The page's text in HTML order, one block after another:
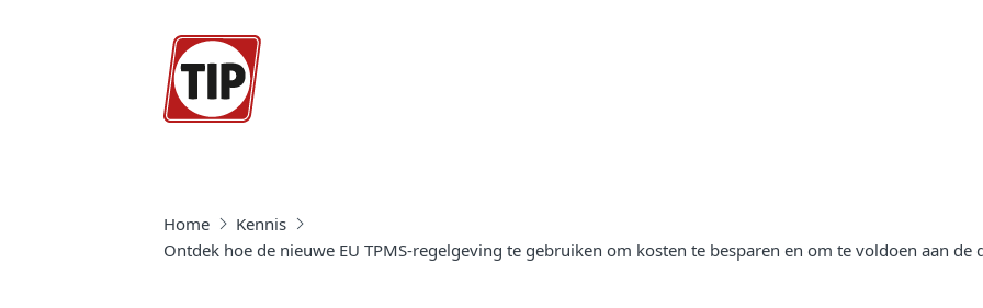
Home
Kennis
Ontdek hoe de nieuwe EU TPMS-regelgeving te gebruiken om kosten te besparen en om te voldoen aan